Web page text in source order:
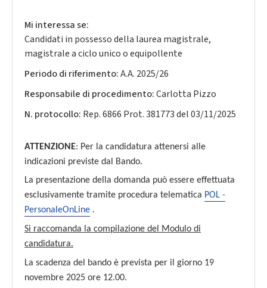
Mi interessa se:
Candidati in possesso della laurea magistrale,
magistrale a ciclo unico o equipollente
Periodo di riferimento:A.A. 2025/26
Responsabile di procedimento:Carlotta Pizzo
N. protocollo: Rep. 6866 Prot. 381773 del 03/11/2025
ATTENZIONE: Per la candidatura attenersi alle
indicazioni previste dal Bando.
La presentazione della domanda può essere effettuata
esclusivamente tramite procedura telematica POL -
PersonaleOnLine .
Si raccomanda la compilazione del
Modulo di
candidatura.
La scadenza del bando è prevista per il giorno 19
novembre 2025 ore 12.00.